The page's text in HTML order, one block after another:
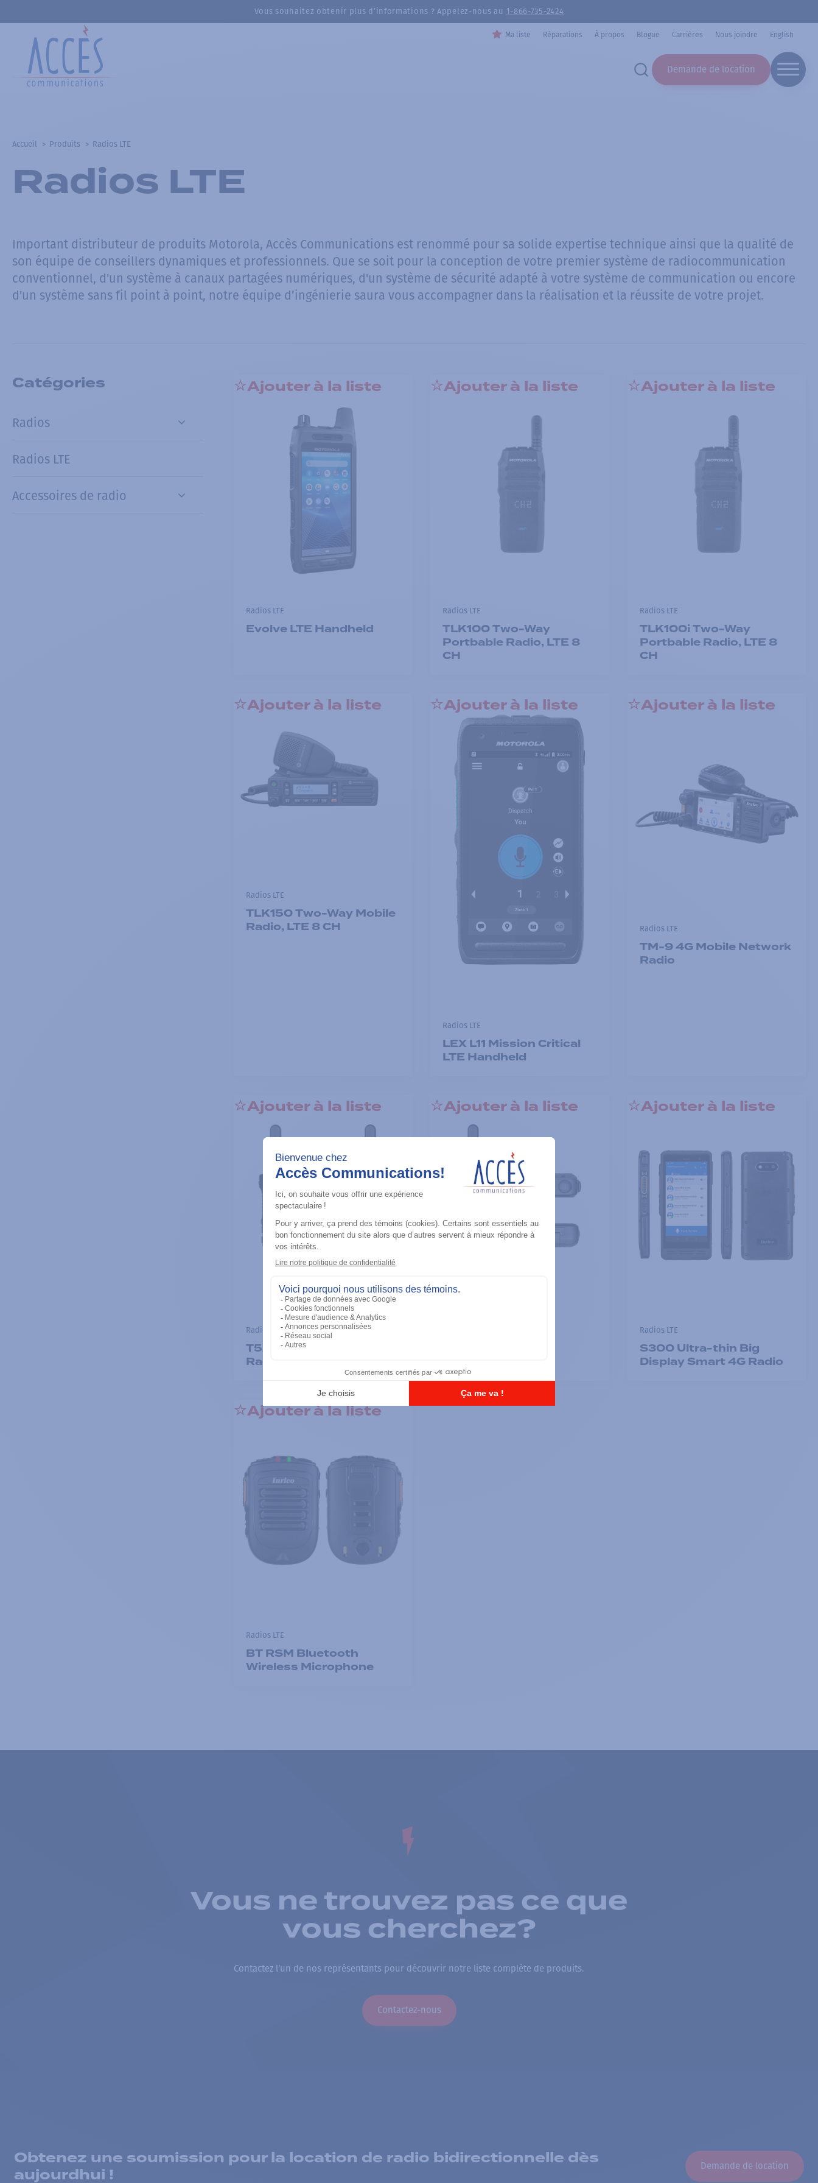
Vous souhaitez obtenir plus d’informations ? Appelez-nous au 1-866-735-2424
Ma liste Réparations À propos Blogue Carrières Nous joindre English
Demande de location
Accueil Produits Radios LTE
Radios LTE
Important distributeur de produits Motorola, Accès Communications est renommé pour sa solide expertise technique ainsi que la qualité de
son équipe de conseillers dynamiques et professionnels. Que se soit pour la conception de votre premier système de radiocommunication
conventionnel, d'un système à canaux partagées numériques, d'un système de sécurité adapté à votre système de communication ou encore
d'un système sans fil point à point, notre équipe d’ingénierie saura vous accompagner dans la réalisation et la réussite de votre projet.
Catégories
Radios
Radios LTE
Accessoires de radio
Ajouter à la liste
Radios LTE
Evolve LTE Handheld
Ajouter à la liste
Radios LTE
TLK100 Two-Way
Portbable Radio, LTE 8
CH
Ajouter à la liste
Radios LTE
TLK100i Two-Way
Portbable Radio, LTE 8
CH
Ajouter à la liste
Radios LTE
TLK150 Two-Way Mobile
Radio, LTE 8 CH
Ajouter à la liste
Radios LTE
LEX L11 Mission Critical
LTE Handheld
Ajouter à la liste
Radios LTE
TM-9 4G Mobile Network
Radio
Ajouter à la liste
Radios LTE
T522A Portable Two Way
Radio
Ajouter à la liste Ajouter à la liste
Radios LTE
S300 Ultra-thin Big
Display Smart 4G Radio
Ajouter à la liste
Radios LTE
BT RSM Bluetooth
Wireless Microphone
Vous ne trouvez pas ce que
vous cherchez?
Contactez l’un de nos représentants pour découvrir notre liste complète de produits.
Contactez-nous
Obtenez une soumission pour la location de radio bidirectionnelle dès
aujourdhui !
Demande de location